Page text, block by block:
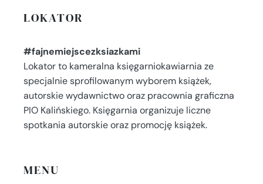
LOKATOR
#fajnemiejscezksiazkami
Lokator to kameralna księgarniokawiarnia ze
specjalnie sprofilowanym wyborem książek,
autorskie wydawnictwo oraz pracownia graficzna
PIO Kalińskiego. Księgarnia organizuje liczne
spotkania autorskie oraz promocję książek.
MENU